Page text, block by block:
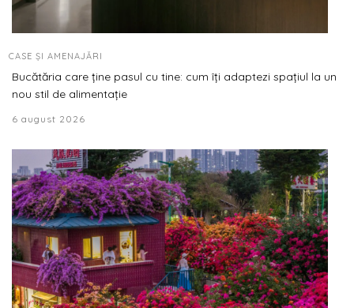
CASE ȘI AMENAJĂRI
Bucătăria care ține pasul cu tine: cum îți adaptezi spațiul la un
nou stil de alimentație
6 august 2026